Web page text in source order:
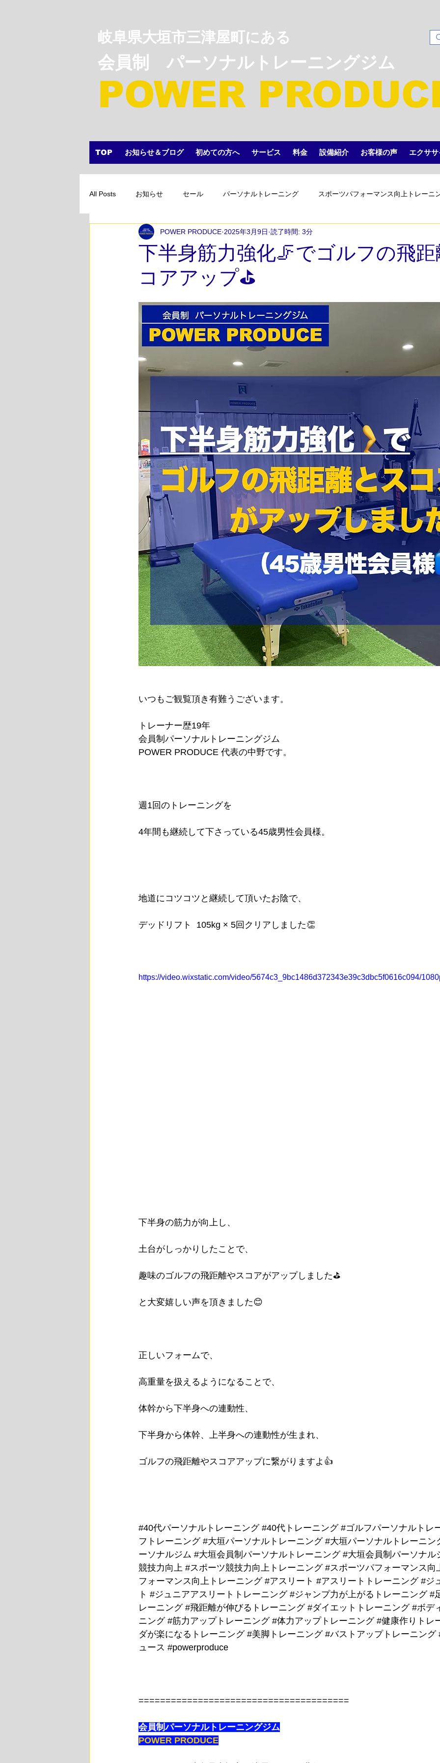
岐阜県大垣市三津屋町にある
会員制 パーソナルトレーニングジム
POWER
TOP お知らせ＆ブログ 初めての方へ サービス 料金 設備紹介 お客様の声 エクサ
All Posts お知らせ セール パーソナルトレーニング スポーツパフォーマンス向上トレーニ
スポーツ競技力向上トレーニング アスリートトレーニング
ボディメイク ペアストレッチ 慢性的な痛み改善
筋力アップトレーニング 体力アップトレーニング 20代トレーニング
部活サポート 高校生トレーニ
下半身エクササイズ 女
女性が多く通うパーソナルトレーニングジム
下半身筋力強化🦵でゴルフの飛距
コアアップ⛳️
POWER PRODUCE 2025年3月9日 読了時間: 3分
⁡いつもご観覧頂き有難うございます。
トレーナー歴19年
会員制パーソナルトレーニングジム
POWER PRODUCE 代表の中野です。
週1回のトレーニングを
4年間も継続して下さっている45歳男性会員様。
地道にコツコツと継続して頂いたお陰で、
デッドリフト  105kg × 5回クリアしました👏
https://video.wixstatic.com/video/5674c3_9bc1486d372343e39c3dbc5f0616c094/
下半身の筋力が向上し、
土台がしっかりしたことで、
趣味のゴルフの飛距離やスコアがアップしました⛳️
と大変嬉しい声を頂きました😊
正しいフォームで、
高重量を扱えるようになることで、
体幹から下半身への連動性、
下半身から体幹、上半身への連動性が生まれ、
ゴルフの飛距離やスコアアップに繋がりますよ👍
#40代パーソナルトレーニング #40代トレーニング #ゴルフパーソナルトレ
フトレーニング #大垣パーソナルトレーニング #大垣パーソナルトレーニン
ーソナルジム #大垣会員制パーソナルトレーニング #大垣会員制パーソナル
競技力向上 #スポーツ競技力向上トレーニング #スポーツパフォーマンス向
フォーマンス向上トレーニング #アスリート #アスリートトレーニング #ジ
ト #ジュニアアスリートトレーニング #ジャンプ力が上がるトレーニング #
レーニング #飛距離が伸びるトレーニング #ダイエットトレーニング #ボデ
ニング #筋力アップトレーニング #体力アップトレーニング #健康作りトレ
ダが楽になるトレーニング #美脚トレーニング #バストアップトレーニング
ュース #powerproduce
=======================================
会員制パーソナルトレーニングジム
POWER PRODUCE